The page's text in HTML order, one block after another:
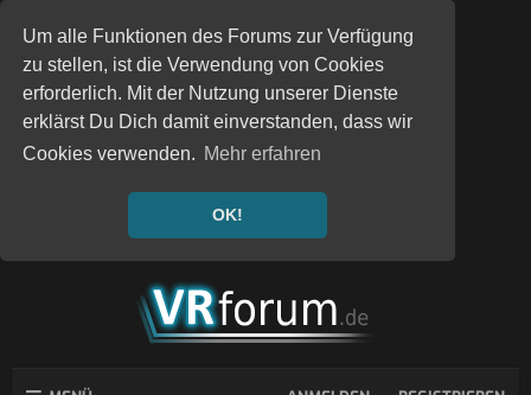
Um alle Funktionen des Forums zur Verfügung
zu stellen, ist die Verwendung von Cookies
erforderlich. Mit der Nutzung unserer Dienste
erklärst Du Dich damit einverstanden, dass wir
Cookies verwenden. Mehr erfahren
OK!